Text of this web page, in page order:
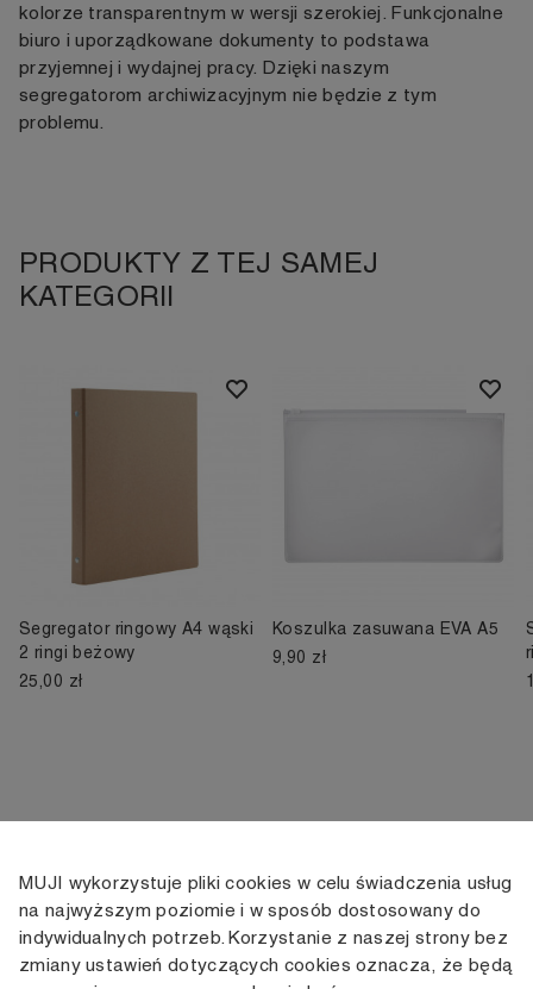
kolorze transparentnym w wersji szerokiej. Funkcjonalne
biuro i uporządkowane dokumenty to podstawa
przyjemnej i wydajnej pracy. Dzięki naszym
segregatorom archiwizacyjnym nie będzie z tym
problemu.
PRODUKTY Z TEJ SAMEJ
KATEGORII
Segregator ringowy A4 wąski
2 ringi beżowy
25,00 zł
Koszulka zasuwana EVA A5
9,90 zł
KONTAKT
+48 505 166 958
zamowienia@muji.com.pl
KONTO
Moje konto
Historia
INFORMACJE
Dostawa
MUJI wykorzystuje pliki cookies w celu świadczenia usług
na najwyższym poziomie i w sposób dostosowany do
indywidualnych potrzeb. Korzystanie z naszej strony bez
zmiany ustawień dotyczących cookies oznacza, że będą